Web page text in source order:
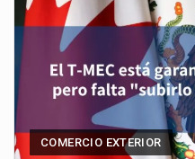
COMERCIO EXTERIOR